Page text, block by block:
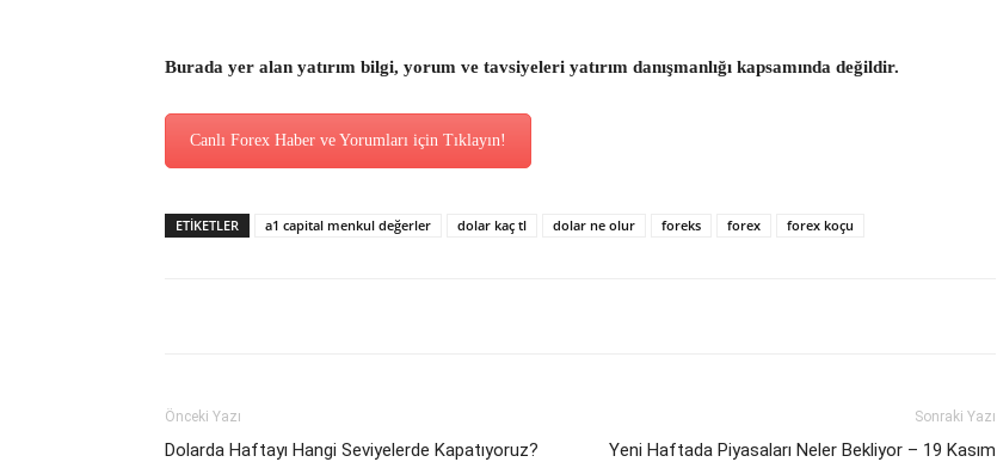
Burada yer alan yatırım bilgi, yorum ve tavsiyeleri yatırım danışmanlığı kapsamında değildir.
Canlı Forex Haber ve Yorumları için Tıklayın!
ETİKETLER a1 capital menkul değerler dolar kaç tl dolar ne olur foreks forex forex koçu
Önceki Yazı
Dolarda Haftayı Hangi Seviyelerde Kapatıyoruz?
Sonraki Yazı
Yeni Haftada Piyasaları Neler Bekliyor – 19 Kasım